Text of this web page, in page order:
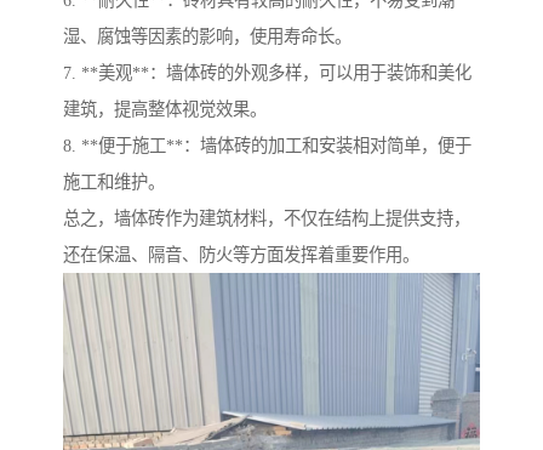
湿、腐蚀等因素的影响，使用寿命长。
7. **美观**：墙体砖的外观多样，可以用于装饰和美化
建筑，提高整体视觉效果。
8. **便于施工**：墙体砖的加工和安装相对简单，便于
施工和维护。
总之，墙体砖作为建筑材料，不仅在结构上提供支持，
还在保温、隔音、防火等方面发挥着重要作用。